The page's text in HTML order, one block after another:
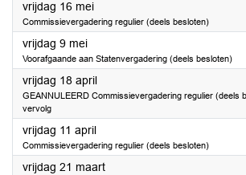
vrijdag 16 mei2025
Commissievergadering regulier (deels besloten)
vrijdag 9 mei2025
Voorafgaande aan Statenvergadering (deels besloten)
vrijdag 18 april2025
GEANNULEERD Commissievergadering regulier (deels
vervolg
vrijdag 11 april2025
Commissievergadering regulier (deels besloten)
vrijdag 21 maart2025